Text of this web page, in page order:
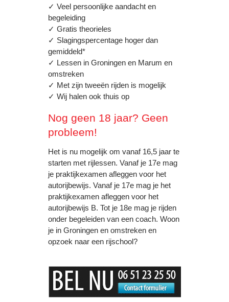
✓ Veel persoonlijke aandacht en
begeleiding
✓ Gratis theorieles
✓ Slagingspercentage hoger dan
gemiddeld*
✓ Lessen in Groningen en Marum en
omstreken
✓ Met zijn tweeën rijden is mogelijk
✓ Wij halen ook thuis op
Nog geen 18 jaar? Geen
probleem!
Het is nu mogelijk om vanaf 16,5 jaar te
starten met rijlessen. Vanaf je 17e mag
je praktijkexamen afleggen voor het
autorijbewijs. Vanaf je 17e mag je het
praktijkexamen afleggen voor het
autorijbewijs B. Tot je 18e mag je rijden
onder begeleiden van een coach. Woon
je in Groningen en omstreken en
opzoek naar een rijschool?